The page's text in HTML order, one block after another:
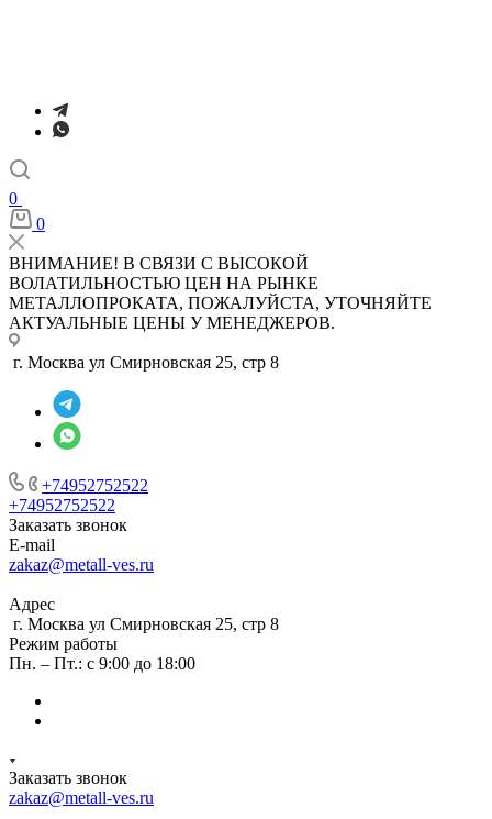
0
0
ВНИМАНИЕ! В СВЯЗИ С ВЫСОКОЙ
ВОЛАТИЛЬНОСТЬЮ ЦЕН НА РЫНКЕ
МЕТАЛЛОПРОКАТА, ПОЖАЛУЙСТА, УТОЧНЯЙТЕ
АКТУАЛЬНЫЕ ЦЕНЫ У МЕНЕДЖЕРОВ.
г. Москва ул Смирновская 25, стр 8
+74952752522
+74952752522
Заказать звонок
E-mail
zakaz@metall-ves.ru
Адрес
г. Москва ул Смирновская 25, стр 8
Режим работы
Пн. – Пт.: с 9:00 до 18:00
Заказать звонок
zakaz@metall-ves.ru